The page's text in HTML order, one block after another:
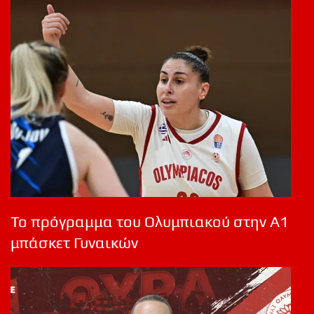
Το πρόγραμμα του Ολυμπιακού στην Α1
μπάσκετ Γυναικών